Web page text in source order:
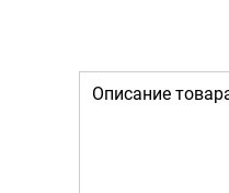
Описание